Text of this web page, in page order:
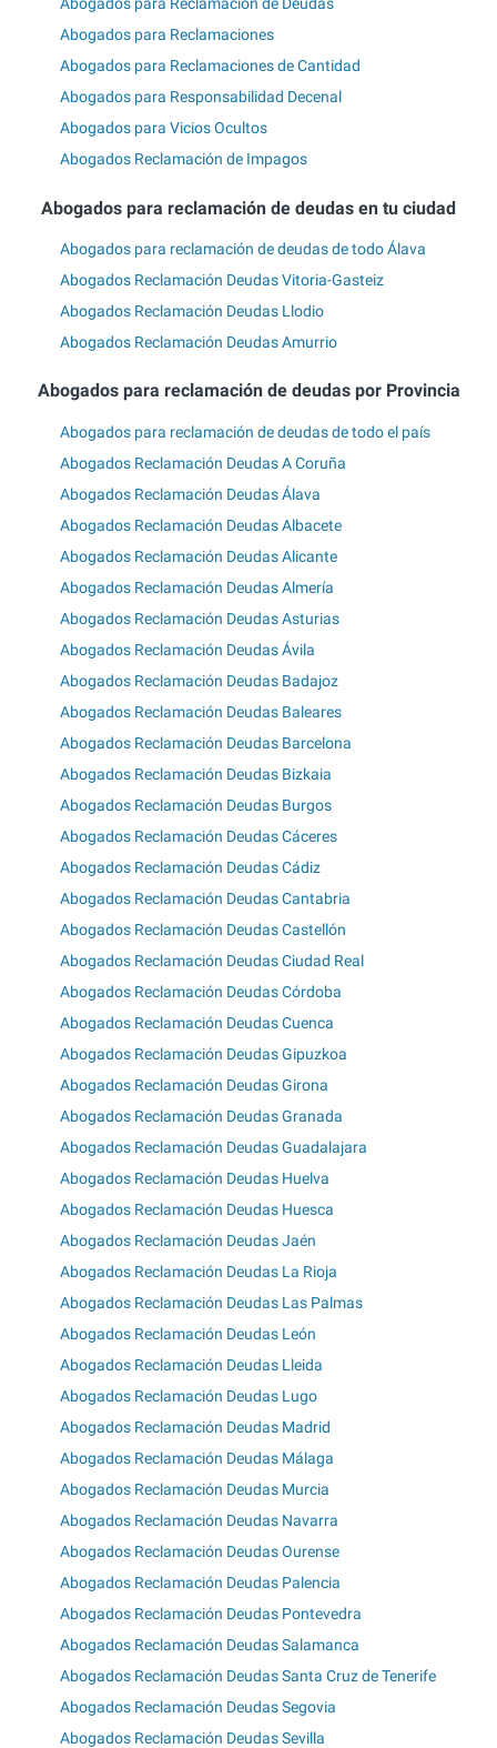
Abogados para Reclamación de Deudas
Abogados para Reclamaciones
Abogados para Reclamaciones de Cantidad
Abogados para Responsabilidad Decenal
Abogados para Vicios Ocultos
Abogados Reclamación de Impagos
Abogados para reclamación de deudas en tu ciudad
Abogados para reclamación de deudas de todo Álava
Abogados Reclamación Deudas Vitoria-Gasteiz
Abogados Reclamación Deudas Llodio
Abogados Reclamación Deudas Amurrio
Abogados para reclamación de deudas por Provincia
Abogados para reclamación de deudas de todo el país
Abogados Reclamación Deudas A Coruña
Abogados Reclamación Deudas Álava
Abogados Reclamación Deudas Albacete
Abogados Reclamación Deudas Alicante
Abogados Reclamación Deudas Almería
Abogados Reclamación Deudas Asturias
Abogados Reclamación Deudas Ávila
Abogados Reclamación Deudas Badajoz
Abogados Reclamación Deudas Baleares
Abogados Reclamación Deudas Barcelona
Abogados Reclamación Deudas Bizkaia
Abogados Reclamación Deudas Burgos
Abogados Reclamación Deudas Cáceres
Abogados Reclamación Deudas Cádiz
Abogados Reclamación Deudas Cantabria
Abogados Reclamación Deudas Castellón
Abogados Reclamación Deudas Ciudad Real
Abogados Reclamación Deudas Córdoba
Abogados Reclamación Deudas Cuenca
Abogados Reclamación Deudas Gipuzkoa
Abogados Reclamación Deudas Girona
Abogados Reclamación Deudas Granada
Abogados Reclamación Deudas Guadalajara
Abogados Reclamación Deudas Huelva
Abogados Reclamación Deudas Huesca
Abogados Reclamación Deudas Jaén
Abogados Reclamación Deudas La Rioja
Abogados Reclamación Deudas Las Palmas
Abogados Reclamación Deudas León
Abogados Reclamación Deudas Lleida
Abogados Reclamación Deudas Lugo
Abogados Reclamación Deudas Madrid
Abogados Reclamación Deudas Málaga
Abogados Reclamación Deudas Murcia
Abogados Reclamación Deudas Navarra
Abogados Reclamación Deudas Ourense
Abogados Reclamación Deudas Palencia
Abogados Reclamación Deudas Pontevedra
Abogados Reclamación Deudas Salamanca
Abogados Reclamación Deudas Santa Cruz de Tenerife
Abogados Reclamación Deudas Segovia
Abogados Reclamación Deudas Sevilla